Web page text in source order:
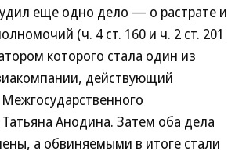
еще одно дело — о растрате и
(ч. 4 ст. 160 и ч. 2 ст. 201
которого стала один из
действующий
Анодина. Затем оба дела
а обвиняемыми в итоге стали